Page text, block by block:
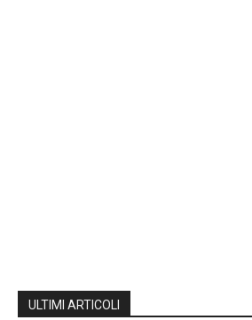
ULTIMI ARTICOLI